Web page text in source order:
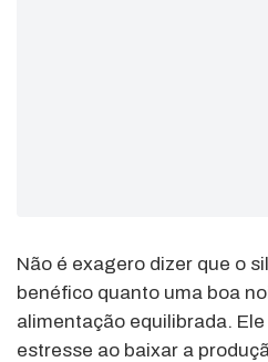
Não é exagero dizer que o
benéfico quanto uma boa
alimentação equilibrada.
estresse ao baixar a